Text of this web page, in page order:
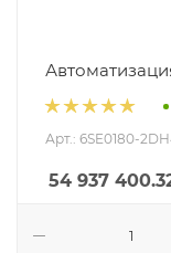
Арт.: 6SE0180-
54 937